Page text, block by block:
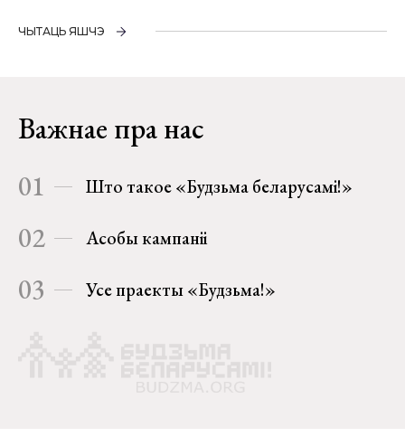
ЧЫТАЦЬ ЯШЧЭ
Важнае пра нас
01 Што такое «Будзьма беларусамі!»
02 Асобы кампаніі
03 Усе праекты «Будзьма!»